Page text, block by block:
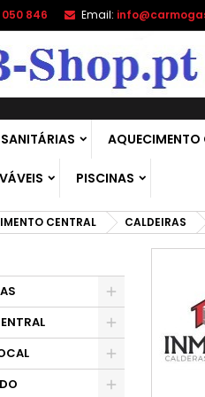
050 846 Email:
AQUECIMENTO
PISCINAS
CENTRAL CALDEIRAS
add_circle_outline
É